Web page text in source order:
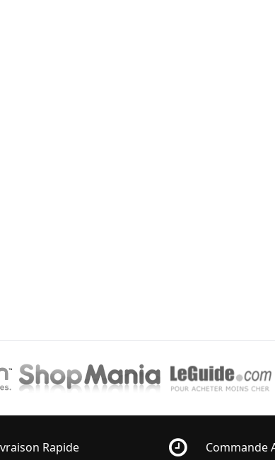
Rapide
Commande